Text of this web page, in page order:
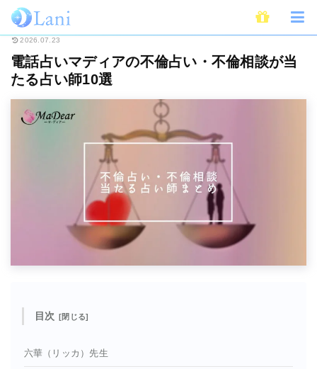
ホーム 電話占い 電話占いマディアの不倫占い・不倫
2026.07.23
電話占いマディアの不倫占い・不倫相談が当
たる占い師10選
目次
六華（リッカ）先生